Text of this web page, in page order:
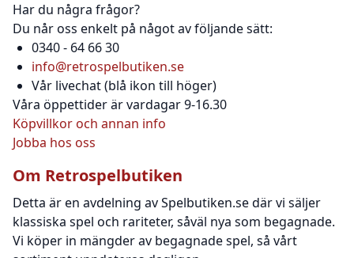
Har du några frågor?
Du når oss enkelt på något av följande sätt:
0340 - 64 66 30
info@retrospelbutiken.se
Vår livechat (blå ikon till höger)
Våra öppettider är vardagar 9-16.30
Köpvillkor och annan info
Jobba hos oss
Om Retrospelbutiken
Detta är en avdelning av Spelbutiken.se där vi säljer
klassiska spel och rariteter, såväl nya som begagnade.
Vi köper in mängder av begagnade spel, så vårt